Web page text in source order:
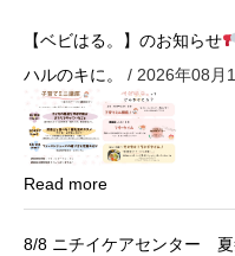
ョ
ン
【ベビはる。】のお知らせ
ハルのキに。
/ 2026年08月
Read more
8/8 ニチイケアセンター 夏